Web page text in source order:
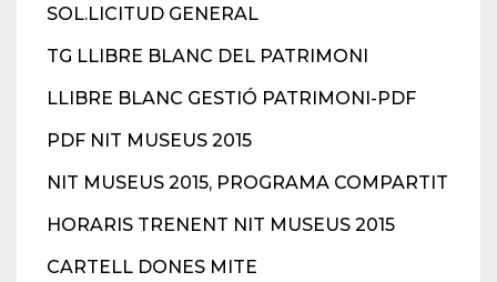
SOL.LICITUD GENERAL
TG LLIBRE BLANC DEL PATRIMONI
LLIBRE BLANC GESTIÓ PATRIMONI-PDF
PDF NIT MUSEUS 2015
NIT MUSEUS 2015, PROGRAMA COMPARTIT
HORARIS TRENENT NIT MUSEUS 2015
CARTELL DONES MITE